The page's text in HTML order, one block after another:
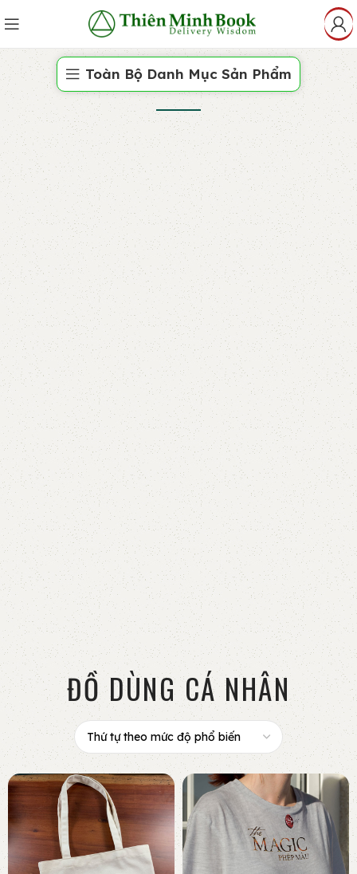
Toàn Bộ Danh Mục Sản Phẩm
ĐỒ DÙNG CÁ NHÂN